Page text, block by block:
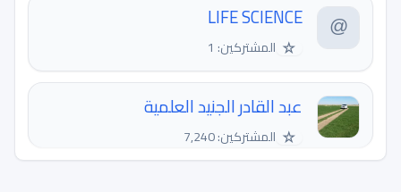
LIFE SCIENCE
☆ المشتركين: 1
عبد القادر الجنيد العلمية
☆ المشتركين: 7,240